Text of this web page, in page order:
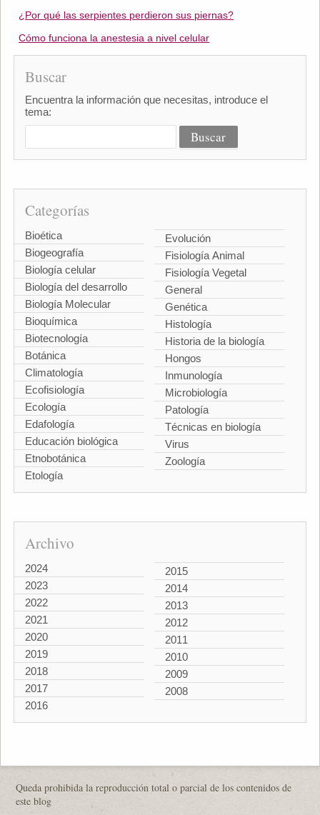
¿Por qué las serpientes perdieron sus piernas?
Cómo funciona la anestesia a nivel celular
Buscar
Encuentra la información que necesitas, introduce el
tema:
Categorías
Bioética
Biogeografía
Biología celular
Biología del desarrollo
Biología Molecular
Bioquímica
Biotecnología
Botánica
Climatología
Ecofisiología
Ecología
Edafología
Educación biológica
Etnobotánica
Etología
Evolución
Fisiología Animal
Fisiología Vegetal
General
Genética
Histología
Historia de la biología
Hongos
Inmunología
Microbiología
Patología
Técnicas en biología
Virus
Zoología
Archivo
2024
2023
2022
2021
2020
2019
2018
2017
2016
2015
2014
2013
2012
2011
2010
2009
2008
Queda prohibida la reproducción total o parcial de los contenidos de
este blog